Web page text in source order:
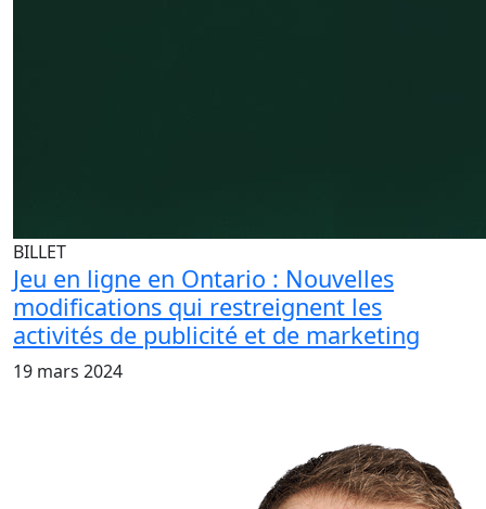
BILLET
Jeu en ligne en Ontario : Nouvelles
modifications qui restreignent les
activités de publicité et de marketing
19 mars 2024